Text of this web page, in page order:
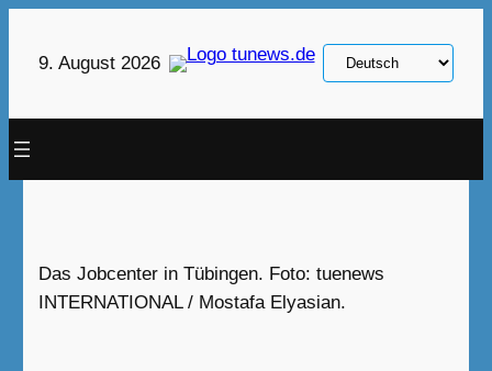
9. August 2026
Sprache
auswählen
Das Jobcenter in Tübingen. Foto: tuenews
INTERNATIONAL / Mostafa Elyasian.